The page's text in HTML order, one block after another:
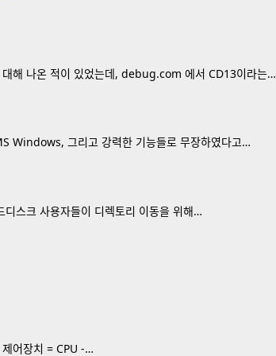
해 나온 적이 있었는데, debug.com 에서 CD13이라는…
Windows, 그리고 강력한 기능들로 무장하였다고…
스크 사용자들이 디렉토리 이동을 위해…
어장치 = CPU -…